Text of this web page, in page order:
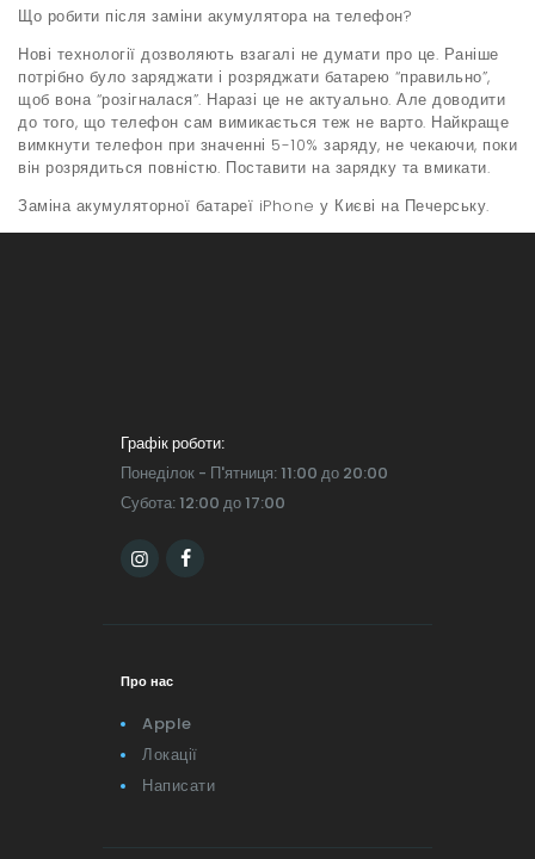
Що робити після заміни акумулятора на телефон?
Нові технології дозволяють взагалі не думати про це. Раніше
потрібно було заряджати і розряджати батарею “правильно”,
щоб вона “розігналася”. Наразі це не актуально. Але доводити
до того, що телефон сам вимикається теж не варто. Найкраще
вимкнути телефон при значенні 5-10% заряду, не чекаючи, поки
він розрядиться повністю. Поставити на зарядку та вмикати.
Заміна акумуляторної батареї iPhone у Києві на Печерську.
Графік роботи:
Понеділок - П'ятниця: 11:00 до 20:00
Субота: 12:00 до 17:00
Про нас
Apple
Локації
Написати